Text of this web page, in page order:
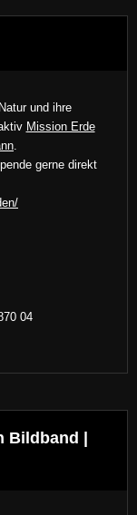
und ihre
Mission Erde
gerne direkt
04
Bildband |